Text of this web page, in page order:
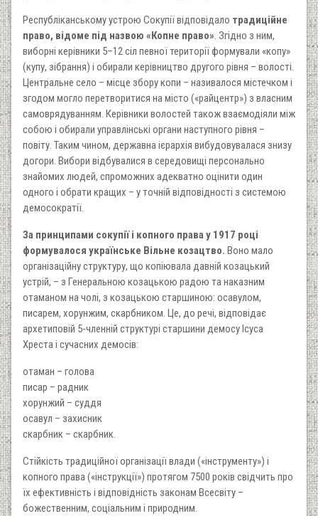
Республіканському устрою Сокупії відповідало традиційне
право, відоме під назвою «Копне право». Згідно з ним,
виборні керівники 5–12 сіл певної території формували «копу»
(купу, зібрання) і обирали керівництво другого рівня – волості.
Центральне село – місце збору копи – називалося містечком і
згодом могло перетворитися на місто («райцентр») з власним
самоврядуванням. Керівники волостей також взаємодіяли між
собою і обирали управлінські органи наступного рівня –
повіту. Таким чином, державна ієрархія вибудовувалася знизу
догори. Вибори відбувалися в середовищі персонально
знайомих людей, спроможних адекватно оцінити один
одного і обрати кращих – у точній відповідності з системою
демосократії.
За принципами сокупії і копного права у 1917 році
формувалося українське Вільне козацтво. Воно мало
організаційну структуру, що копіювала давній козацький
устрій, – з Генеральною козацькою радою та наказним
отаманом на чолі, з козацькою старшиною: осавулом,
писарем, хорунжим, скарбником. Це, до речі, відповідає
архетиповій 5-членній структурі старшини демосу Ісуса
Хреста і сучасних демосів:
отаман – голова
писар – радник
хорунжий – суддя
осавул – захисник
скарбник – скарбник.
Стійкість традиційної організації влади («інструменту») і
копного права («інструкції») протягом 7500 років свідчить про
їх ефективність і відповідність законам Всесвіту –
божественним, соціальним і природним.